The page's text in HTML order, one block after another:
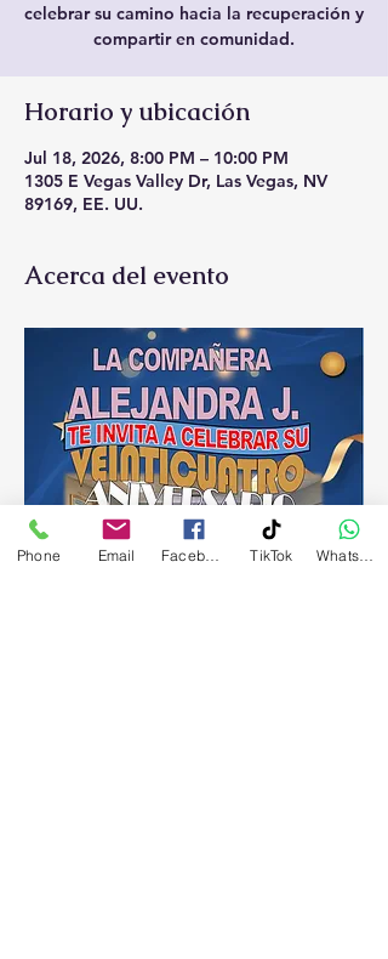
celebrar su camino hacia la recuperación y
compartir en comunidad.
Horario y ubicación
Jul 18, 2026, 8:00 PM – 10:00 PM
1305 E Vegas Valley Dr, Las Vegas, NV
89169, EE. UU.
Acerca del evento
Phone Email TikTok